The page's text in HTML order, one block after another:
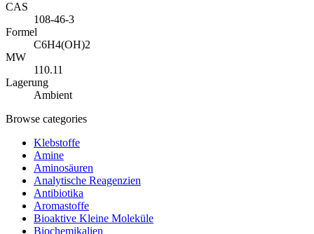
CAS
108-46-3
Formel
C6H4(OH)2
MW
110.11
Lagerung
Ambient
Browse categories
Klebstoffe
Amine
Aminosäuren
Analytische Reagenzien
Antibiotika
Aromastoffe
Bioaktive Kleine Moleküle
Biochemikalien